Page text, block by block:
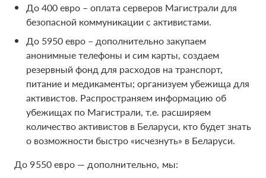
До 400 евро – оплата серверов Магистрали для
безопасной коммуникации с активистами.
До 5950 евро – дополнительно закупаем
анонимные телефоны и сим карты, создаем
резервный фонд для расходов на транспорт,
питание и медикаменты; организуем убежища для
активистов. Распространяем информацию об
убежищах по Магистрали, т.е. расширяем
количество активистов в Беларуси, кто будет знать
о возможности быстро «исчезнуть» в Беларуси.
До 9550 евро — дополнительно, мы: